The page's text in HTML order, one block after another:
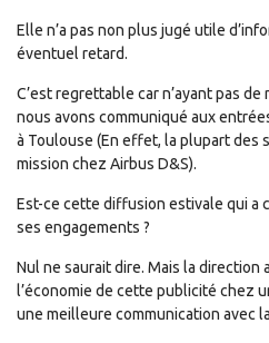
Elle n’a pas non plus jugé utile
éventuel retard.
C’est regrettable car n’ayant pas
nous avons communiqué aux
à Toulouse (En effet, la plupart des
mission chez Airbus D&S).
Est-ce cette diffusion estivale qui a
ses engagements ?
Nul ne saurait dire. Mais la direction
l’économie de cette publicité chez
une meilleure communication avec